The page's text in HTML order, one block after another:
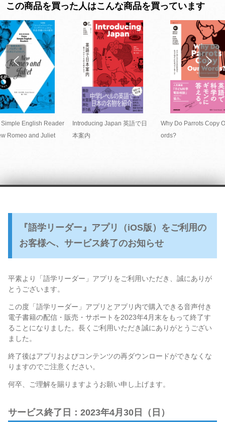
この商品を買った人はこんな商品を買っています
English Reader
Romeo and Juliet
Introducing Japan 英語で日
本案内
Why Do Parrots Copy
ords?
『語学リーダー』アプリ（iOS版）をご利用の
お客様へ、サービス終了のお知らせ
平素より「語学リーダー」アプリをご利用いただき、誠にありが
とうございます。
この度「語学リーダー」アプリとアプリ内で購入できる音声付き
電子書籍の配信・販売・サポートを2023年4月末をもって終了す
ることになりました。長くご利用いただき誠にありがとうござい
ました。
終了後はアプリおよびコンテンツの再ダウンロードができなくな
りますのでご注意ください。
何卒、ご理解を賜りますようお願い申し上げます。
サービス終了日：2023年4月30日（日）